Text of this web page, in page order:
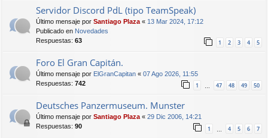
Servidor Discord PdL (tipo TeamSpeak)
Último mensaje por Santiago Plaza « 13 Mar 2024, 17:12
Publicado en Novedades
Respuestas: 63 1 2 3 4 5
Foro El Gran Capitán.
Último mensaje por ElGranCapitan « 07 Ago 2026, 11:55
Respuestas: 742 1 … 47 48 49 50
Deutsches Panzermuseum. Munster
Último mensaje por Santiago Plaza« 29 Dic 2006, 14:21
Respuestas: 90 1 4 5 6 7